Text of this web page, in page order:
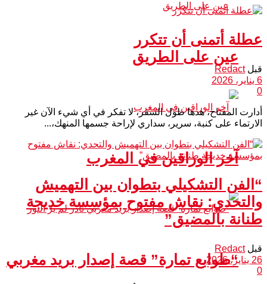
عين على الطريق
آخر الوراقين في المغرب
“طوابع تمارة” قصة إصدار بريد مغربي
عطلة أتمنى أن تتكرر
قبل Redact
6 يناير، 2026
0
أدارت المفتاح، هدها طول السفر، لا تفكر في أي شيء الآن غير
الارتماء على كنبة، سرير، سداري لإراحة جسمها المنهك،...
“الفن التشكيلي بتطوان بين التهميش
والتحدي: نقاش مفتوح بمؤسسة خديجة
طنانة بالمضيق”
قبل Redact
26 يناير، 2026
0